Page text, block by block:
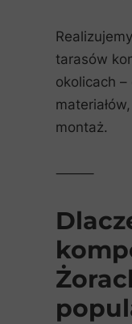
tarasów
okolicach
montaż.
⸻